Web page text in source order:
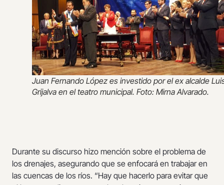
Juan Fernando López es investido por el ex alcalde
Grijalva en el teatro municipal. Foto: Mirna Alvarado.
Durante su discurso hizo mención sobre el problema de
los drenajes, asegurando que se enfocará en trabajar en
las cuencas de los ríos. “Hay que hacerlo para evitar que